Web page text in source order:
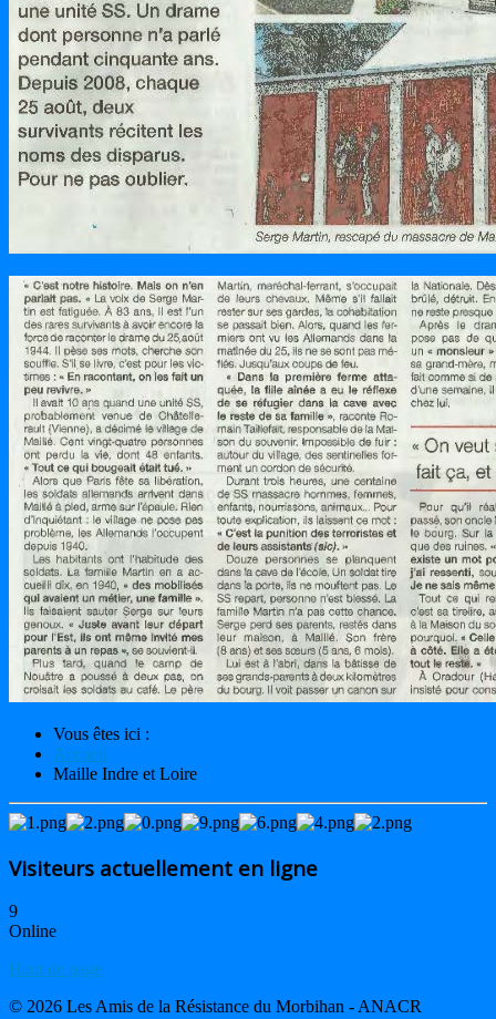
Vous êtes ici :
Accueil
Maille Indre et Loire
Visiteurs actuellement en ligne
9
Online
Haut de page
© 2026 Les Amis de la Résistance du Morbihan - ANACR